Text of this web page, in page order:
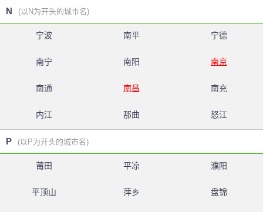
N (以N为开头的城市名)
宁波 南平 宁德
南宁 南阳 南京
南通 南昌 南充
内江 那曲 怒江
P (以P为开头的城市名)
莆田 平凉 濮阳
平顶山 萍乡 盘锦